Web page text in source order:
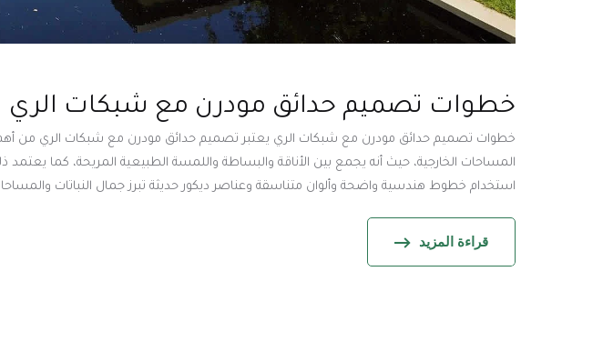
خطوات تصميم حدائق مودرن مع شبكات الري
خطوات تصميم حدائق مودرن مع شبكات الري يعتبر تصميم حدائق مودرن مع شبكات الري من أهم
المساحات الخارجية، حيث أنه يجمع بين الأناقة والبساطة واللمسة الطبيعية المريحة، كما
استخدام خطوط هندسية واضحة وألوان متناسقة وعناصر ديكور حديثة تبرز جمال النباتات
قراءة المزيد